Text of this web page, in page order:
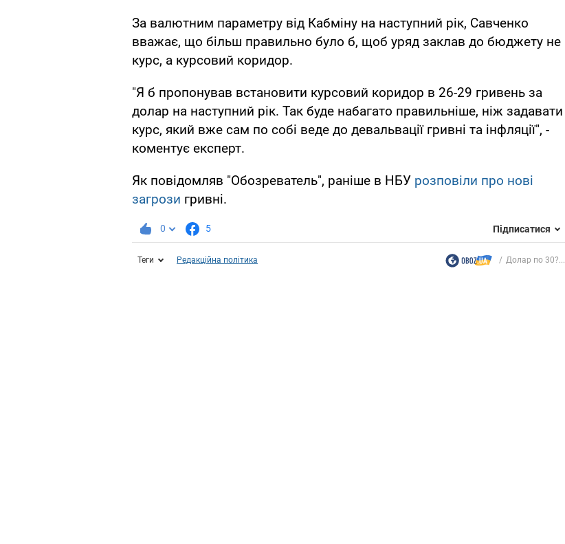
За валютним параметру від Кабміну на наступний рік, Савченко
вважає, що більш правильно було б, щоб уряд заклав до бюджету не
курс, а курсовий коридор.
"Я б пропонував встановити курсовий коридор в 26-29 гривень за
долар на наступний рік. Так буде набагато правильніше, ніж задавати
курс, який вже сам по собі веде до девальвації гривні та інфляції", -
коментує експерт.
Як повідомляв "Обозреватель", раніше в НБУ розповіли про нові
загрози гривні.
0 5 Підписатися
Теги Редакційна політика Долар по 30?...